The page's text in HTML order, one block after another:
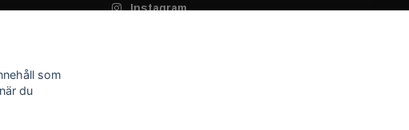
Instagram
som
du